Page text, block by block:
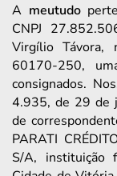
A meutudo
CNPJ
Virgílio Távora,
60170-250,
consignados.
4.935, de 29 de
de
PARATI
S/A, instituição